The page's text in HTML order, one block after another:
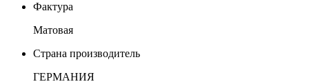
Фактура
Матовая
Страна производитель
ГЕРМАНИЯ